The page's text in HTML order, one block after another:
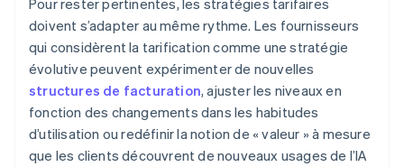
Pour rester pertinentes, les stratégies tarifaires
doivent s’adapter au même rythme. Les fournisseurs
qui considèrent la tarification comme une stratégie
évolutive peuvent expérimenter de nouvelles
structures de facturation, ajuster les niveaux en
fonction des changements dans les habitudes
d’utilisation ou redéfinir la notion de « valeur » à mesure
que les clients découvrent de nouveaux usages de l’IA